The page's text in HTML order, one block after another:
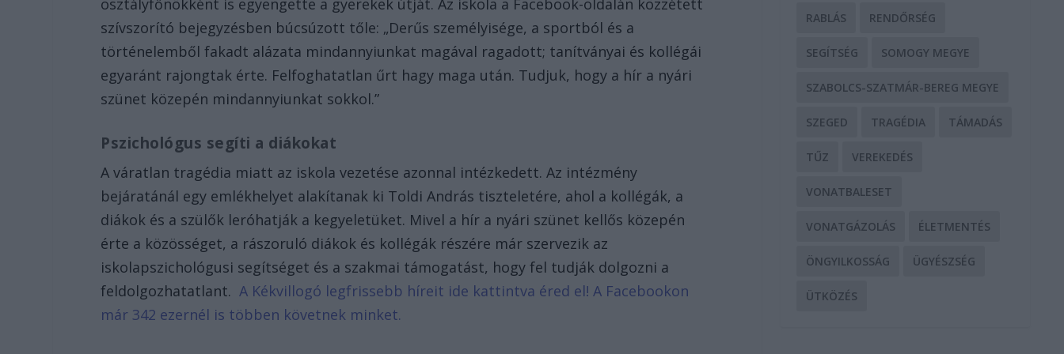
osztályfőnökként is egyengette a gyerekek útját. Az iskola a Facebook-oldalán közzétett
szívszorító bejegyzésben búcsúzott tőle: „Derűs személyisége, a sportból és a
történelemből fakadt alázata mindannyiunkat magával ragadott; tanítványai és kollégái
egyaránt rajongtak érte. Felfoghatatlan űrt hagy maga után. Tudjuk, hogy a hír a nyári
szünet közepén mindannyiunkat sokkol.”
Pszichológus segíti a diákokat
A váratlan tragédia miatt az iskola vezetése azonnal intézkedett. Az intézmény
bejáratánál egy emlékhelyet alakítanak ki Toldi András tiszteletére, ahol a kollégák, a
diákok és a szülők leróhatják a kegyeletüket. Mivel a hír a nyári szünet kellős közepén
érte a közösséget, a rászoruló diákok és kollégák részére már szervezik az
iskolapszichológusi segítséget és a szakmai támogatást, hogy fel tudják dolgozni a
feldolgozhatatlant. A Kékvillogó legfrissebb híreit ide kattintva éred el! A Facebookon
már 342 ezernél is többen követnek minket.
RABLÁS RENDŐRSÉG
SEGÍTSÉG SOMOGY MEGYE
SZABOLCS-SZATMÁR-BEREG MEGYE
SZEGED TRAGÉDIA TÁMADÁS
TŰZ VEREKEDÉS
VONATBALESET
VONATGÁZOLÁS ÉLETMENTÉS
ÖNGYILKOSSÁG ÜGYÉSZSÉG
ÜTKÖZÉS